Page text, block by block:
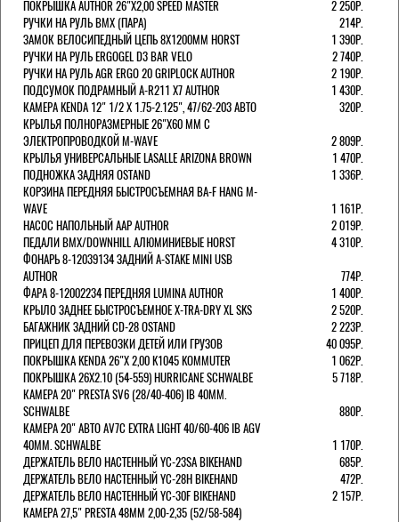
ПОКРЫШКА AUTHOR 26"Х2,00 SPEED MASTER
2 250Р.
РУЧКИ НА РУЛЬ BMX (ПАРА)
214Р.
ЗАМОК ВЕЛОCИПЕДНЫЙ ЦЕПЬ 8Х1200ММ HORST
1 390Р.
РУЧКИ НА РУЛЬ ERGOGEL D3 BAR VELO
2 740Р.
РУЧКИ НА РУЛЬ AGR ERGO 20 GRIPLOCK AUTHOR
2 190Р.
ПОДСУМОК ПОДРАМНЫЙ A-R211 X7 AUTHOR
1 430Р.
КАМЕРА KENDA 12" 1/2 Х 1.75-2.125", 47/62-203 АВТО
320Р.
КРЫЛЬЯ ПОЛНОРАЗМЕРНЫЕ 26"Х60 ММ С
ЭЛЕКТРОПРОВОДКОЙ M-WAVE
2 809Р.
КРЫЛЬЯ УНИВЕРСАЛЬНЫЕ LASALLE ARIZONA BROWN
1 470Р.
ПОДНОЖКА ЗАДНЯЯ OSTAND
1 336Р.
КОРЗИНА ПЕРЕДНЯЯ БЫСТРОСЪЕМНАЯ BA-F HANG M-
WAVE
1 161Р.
НАСОС НАПОЛЬНЫЙ AAP AUTHOR
2 019Р.
ПЕДАЛИ BMX/DOWNHILL АЛЮМИНИЕВЫЕ HORST
4 310Р.
ФОНАРЬ 8-12039134 ЗАДНИЙ A-STAKE MINI USB
AUTHOR
774Р.
ФАРА 8-12002234 ПЕРЕДНЯЯ LUMINA AUTHOR
1 400Р.
КРЫЛО ЗАДНЕЕ БЫСТРОСЪЕМНОЕ X-TRA-DRY XL SKS
2 520Р.
БАГАЖНИК ЗАДНИЙ CD-28 OSTAND
2 223Р.
ПРИЦЕП ДЛЯ ПЕРЕВОЗКИ ДЕТЕЙ ИЛИ ГРУЗОВ
40 095Р.
ПОКРЫШКА KENDA 26"Х 2,00 K1045 KOMMUTER
1 062Р.
ПОКРЫШКА 26X2.10 (54-559) HURRICANE SCHWALBE
5 718Р.
КАМЕРА 20" PRESTA SV6 (28/40-406) IB 40MM.
SCHWALBE
880Р.
КАМЕРА 20" АВТО AV7C EXTRA LIGHT 40/60-406 IB AGV
40MM. SCHWALBE
1 170Р.
ДЕРЖАТЕЛЬ ВЕЛО НАСТЕННЫЙ YC-23SA BIKEHAND
685Р.
ДЕРЖАТЕЛЬ ВЕЛО НАСТЕННЫЙ YC-28H BIKEHAND
472Р.
ДЕРЖАТЕЛЬ ВЕЛО НАСТЕННЫЙ YC-30F BIKEHAND
2 157Р.
КАМЕРА 27,5" PRESTA 48ММ 2,00-2,35 (52/58-584)